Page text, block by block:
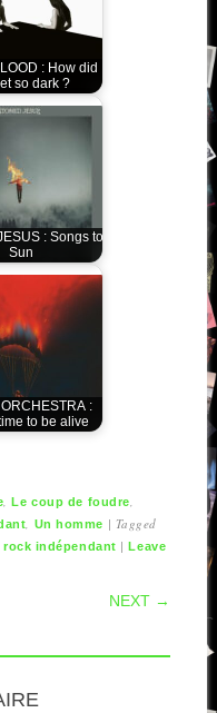
: How did
so dark ?
: Songs to
Sun
:
to be alive
,Le coup de foudre,
, Un homme | Tagged
rock indépendant |Leave
NEXT →